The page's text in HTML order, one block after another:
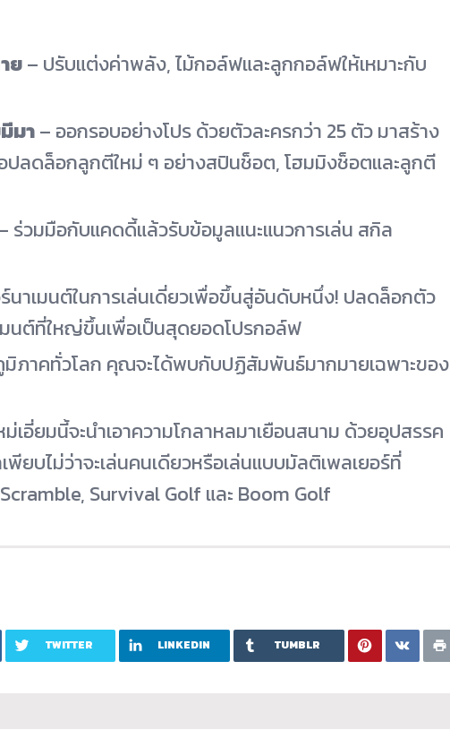
ย– ปรับแต่งค่าพลัง, ไม้กอล์ฟและลูกกอล์ฟให้เหมาะกับ
มา– ออกรอบอย่างโปร ด้วยตัวละครกว่า 25 ตัว มาสร้าง
ปลดล็อกลูกตีใหม่ ๆ อย่างสปินช็อต, โฮมมิงช็อตและลูกตี
ร่วมมือกับแคดดี้แล้วรับข้อมูลแนะแนวการเล่น สกิล
นาเมนต์ในการเล่นเดี่ยวเพื่อขึ้นสู่อันดับหนึ่ง! ปลดล็อกตัว
มนต์ที่ใหญ่ขึ้นเพื่อเป็นสุดยอดโปรกอล์ฟ
มิภาคทั่วโลก คุณจะได้พบกับปฏิสัมพันธ์มากมายเฉพาะของ
ม่เอี่ยมนี้จะนำเอาความโกลาหลมาเยือนสนาม ด้วยอุปสรรค
พียบไม่ว่าจะเล่นคนเดียวหรือเล่นแบบมัลติเพลเยอร์ที่
Survival Golf และ Boom Golf
TWITTER LINKEDIN TUMBLR